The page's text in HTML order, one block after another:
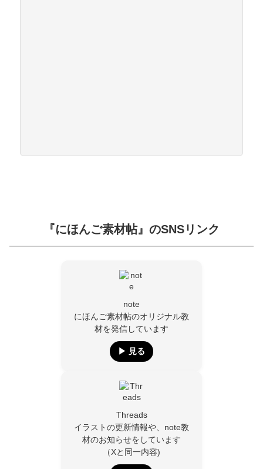
『にほんご素材帖』のSNSリンク
note
にほんご素材帖のオリジナル教
材を発信しています
▶︎ 見る
Threads
イラストの更新情報や、note教
材のお知らせをしています
（Xと同一内容)